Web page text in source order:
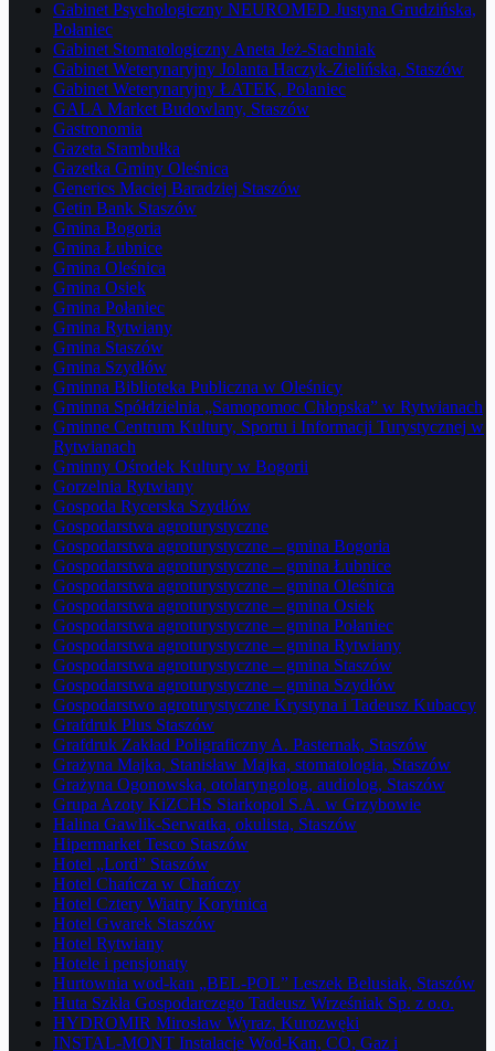
Gabinet Psychologiczny NEUROMED Justyna Grudzińska,
Połaniec
Gabinet Stomatologiczny Aneta Jeż-Stachniak
Gabinet Weterynaryjny Jolanta Haczyk-Zielińska, Staszów
Gabinet Weterynaryjny ŁATEK, Połaniec
GALA Market Budowlany, Staszów
Gastronomia
Gazeta Stambułka
Gazetka Gminy Oleśnica
Generics Maciej Baradziej Staszów
Getin Bank Staszów
Gmina Bogoria
Gmina Łubnice
Gmina Oleśnica
Gmina Osiek
Gmina Połaniec
Gmina Rytwiany
Gmina Staszów
Gmina Szydłów
Gminna Biblioteka Publiczna w Oleśnicy
Gminna Spółdzielnia „Samopomoc Chłopska” w Rytwianach
Gminne Centrum Kultury, Sportu i Informacji Turystycznej w
Rytwianach
Gminny Ośrodek Kultury w Bogorii
Gorzelnia Rytwiany
Gospoda Rycerska Szydłów
Gospodarstwa agroturystyczne
Gospodarstwa agroturystyczne – gmina Bogoria
Gospodarstwa agroturystyczne – gmina Łubnice
Gospodarstwa agroturystyczne – gmina Oleśnica
Gospodarstwa agroturystyczne – gmina Osiek
Gospodarstwa agroturystyczne – gmina Połaniec
Gospodarstwa agroturystyczne – gmina Rytwiany
Gospodarstwa agroturystyczne – gmina Staszów
Gospodarstwa agroturystyczne – gmina Szydłów
Gospodarstwo agroturystyczne Krystyna i Tadeusz Kubaccy
Grafdruk Plus Staszów
Grafdruk Zakład Poligraficzny A. Pasternak, Staszów
Grażyna Majka, Stanisław Majka, stomatologia, Staszów
Grażyna Ogonowska, otolaryngolog, audiolog, Staszów
Grupa Azoty KiZCHS Siarkopol S.A. w Grzybowie
Halina Gawlik-Serwatka, okulista, Staszów
Hipermarket Tesco Staszów
Hotel „Lord” Staszów
Hotel Chańcza w Chańczy
Hotel Cztery Wiatry Korytnica
Hotel Gwarek Staszów
Hotel Rytwiany
Hotele i pensjonaty
Hurtownia wod-kan „BEL-POL” Leszek Belusiak, Staszów
Huta Szkła Gospodarczego Tadeusz Wrześniak Sp. z o.o.
HYDROMIR Mirosław Wyraz, Kurozwęki
INSTAL-MONT Instalacje Wod-Kan, CO, Gaz i